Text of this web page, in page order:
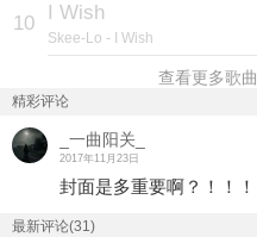
10 I Wish
Skee-Lo - I Wish
查看更多歌
精彩评论
_一曲阳关_
2017年11月23日
封面是多重要啊？！！！
最新评论(31)